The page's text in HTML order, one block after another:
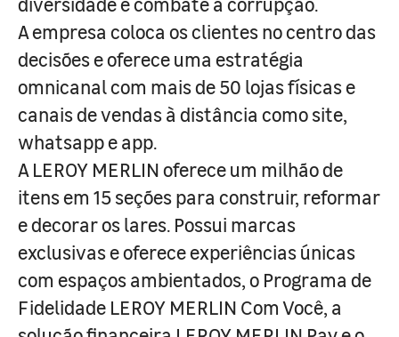
A empresa coloca os clientes no centro das
decisões e oferece uma estratégia
omnicanal com mais de 50 lojas físicas e
canais de vendas à distância como site,
whatsapp e app.
A LEROY MERLIN oferece um milhão de
itens em 15 seções para construir, reformar
e decorar os lares. Possui marcas
exclusivas e oferece experiências únicas
com espaços ambientados, o Programa de
Fidelidade LEROY MERLIN Com Você, a